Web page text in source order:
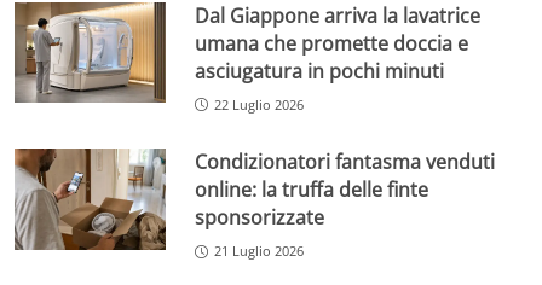
Dal Giappone arriva la lavatrice
umana che promette doccia e
asciugatura in pochi minuti
22 Luglio 2026
Condizionatori fantasma venduti
online: la truffa delle finte
sponsorizzate
21 Luglio 2026